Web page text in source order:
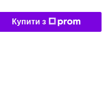
Купити з